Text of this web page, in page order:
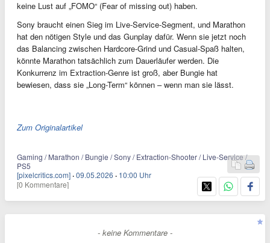
keine Lust auf „FOMO“ (Fear of missing out) haben.
Sony braucht einen Sieg im Live-Service-Segment, und Marathon
hat den nötigen Style und das Gunplay dafür. Wenn sie jetzt noch
das Balancing zwischen Hardcore-Grind und Casual-Spaß halten,
könnte Marathon tatsächlich zum Dauerläufer werden. Die
Konkurrenz im Extraction-Genre ist groß, aber Bungie hat
bewiesen, dass sie „Long-Term“ können – wenn man sie lässt.
Zum Originalartikel
Gaming / Marathon / Bungie / Sony / Extraction-Shooter / Live-Service /
PS5
[pixelcritics.com] ·09.05.2026 · 10:00 Uhr
[0 Kommentare]
- keine Kommentare -